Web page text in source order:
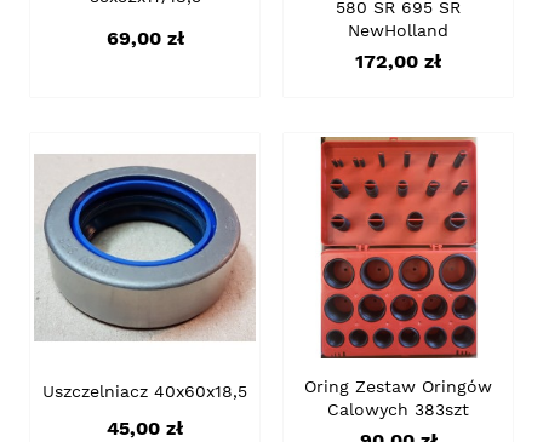
Cena
69,00 zł
580 SR 695 SR
NewHolland
Cena
172,00 zł
Uszczelniacz 40x60x18,5
Cena
45,00 zł
Oring Zestaw Oringów
Calowych 383szt